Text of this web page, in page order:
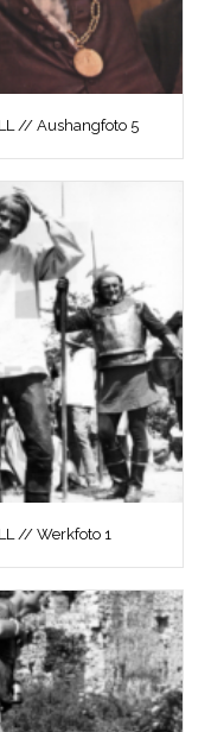
// Aushangfoto 5
// Werkfoto 1